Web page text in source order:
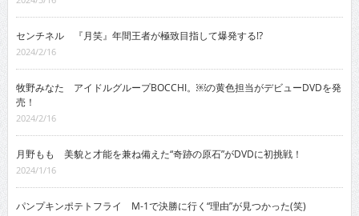
センチネル 『月笑』年間王者が極致目指して爆発する!?
2024/2/16
牧野みなた アイドルグループBOCCHI。￼の黄色担当がデビューDVDを発
売！
2024/2/16
月野もも 美貌と才能を兼ね備えた“奇跡の原石”がDVDに初挑戦！
2024/1/16
パンプキンポテトフライ M-1で決勝に行く“理由”が見つかった(笑)